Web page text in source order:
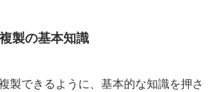
製の基本知識
製できるように、基本的な知識を押さ